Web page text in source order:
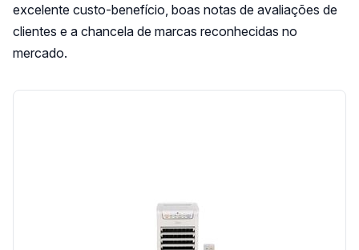
excelente custo-benefício, boas notas de avaliações de
clientes e a chancela de marcas reconhecidas no
mercado.